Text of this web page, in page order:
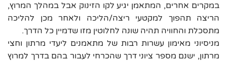
במקרים אחרים, המתאמן יגיע לקו הזינוק אבל במהלך המרוץ,
הריצה תהפוך למקטעי ריצה/הליכה ולאחר מכן להליכה
מתסכלת והחוויה תהיה שונה לחלוטין מזו שדמיין כל הדרך.
מניסיוני מאימון עשרות רבות של מתאמנים ליעדי מרתון וחצי
מרתון, ישנם מספר ציוני דרך שהכרחי לעבור בהם בדרך למרוץ